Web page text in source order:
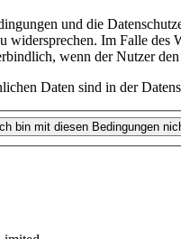
und die
Im Falle des
wenn der Nutzer
Daten sind in der